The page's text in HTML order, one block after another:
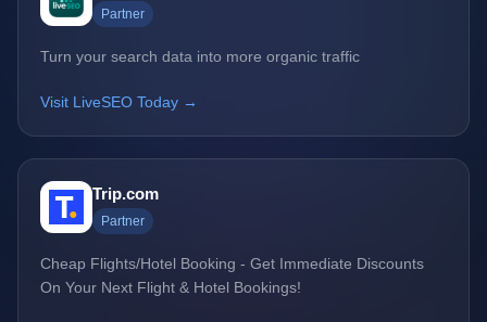
Partner
Turn your search data into more organic traffic
Visit LiveSEO Today →
Trip.com
Partner
Cheap Flights/Hotel Booking - Get Immediate Discounts
On Your Next Flight & Hotel Bookings!